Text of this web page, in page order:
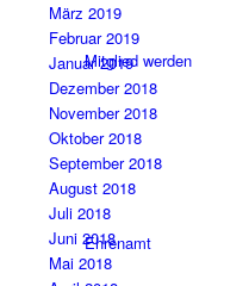
Mitglied werden
Ehrenamt
März 2019
Februar 2019
Januar 2019
Dezember 2018
November 2018
Oktober 2018
September 2018
August 2018
Juli 2018
Juni 2018
Mai 2018